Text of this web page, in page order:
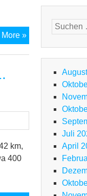
Tag
More »MTB
7-
Seen-
Transalp
Unterallgäu
Maggiore
Gardasee
km,
400
Suchen
nach:
Juli
April